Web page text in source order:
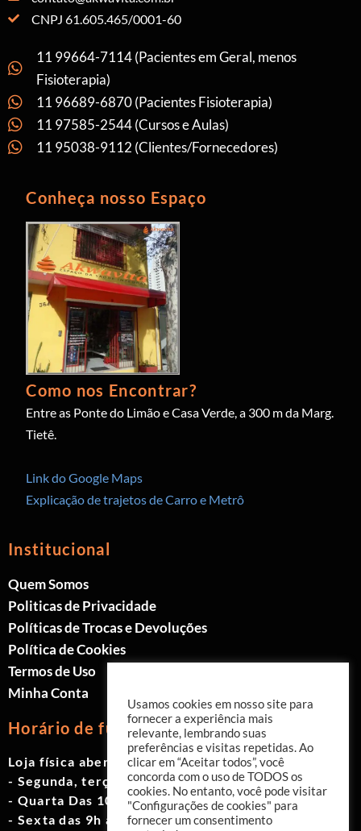
CNPJ 61.605.465/0001-60
11 99664-7114 (Pacientes em Geral, menos
Fisioterapia)
11 96689-6870 (Pacientes Fisioterapia)
11 97585-2544 (Cursos e Aulas)
11 95038-9112 (Clientes/Fornecedores)
Conheça nosso Espaço
Como nos Encontrar?
Entre as Ponte do Limão e Casa Verde, a 300 m da Marg.
Tietê.
Link do Google Maps
Explicação de trajetos de Carro e Metrô
Institucional
Quem Somos
Politicas de Privacidade
Políticas de Trocas e Devoluções
Política de Cookies
Termos de Uso
Minha Conta
Horário de funcionamento
Loja física aberta de Segunda à Sábado.
- Segunda, terça e quinta das 9h às 19h
- Quarta Das 10h às 18h
- Sexta das 9h às 18h
Usamos cookies em nosso site para
fornecer a experiência mais
relevante, lembrando suas
preferências e visitas repetidas. Ao
clicar em “Aceitar todos”, você
concorda com o uso de TODOS os
cookies. No entanto, você pode visitar
"Configurações de cookies" para
fornecer um consentimento